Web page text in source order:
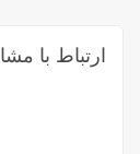
ارتباط با